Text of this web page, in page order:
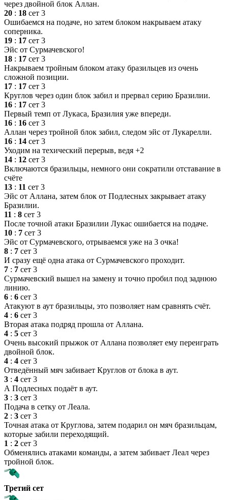
через двойной блок Аллан.
20 : 18 сет 3
Ошибаемся на подаче, но затем блоком накрываем атаку
соперника.
19 : 17 сет 3
Эйс от Сурмачевского!
18 : 17 сет 3
Накрываем тройным блоком атаку бразильцев из очень
сложной позиции.
17 : 17 сет 3
Круглов через один блок забил и прервал серию Бразилии.
16 : 17 сет 3
Первый темп от Лукаса, Бразилия уже впереди.
16 : 16 сет 3
Аллан через тройной блок забил, следом эйс от Лукарелли.
16 : 14 сет 3
Уходим на техический перерыв, ведя +2
14 : 12 сет 3
Включаются бразильцы, немного они сократили отставание в
счёте
13 : 11 сет 3
Эйс от Аллана, затем блок от Подлесных закрывает атаку
Бразилии.
11 : 8 сет 3
После точной атаки Бразилии Лукас ошибается на подаче.
10 : 7 сет 3
Эйс от Сурмачевского, отрываемся уже на 3 очка!
8 : 7 сет 3
И сразу ещё одна атака от Сурмачевского проходит.
7 : 7 сет 3
Сурмачевский вышел на замену и точно пробил под заднюю
линию.
6 : 6 сет 3
Атакуют в аут бразильцы, это позволяет нам сравнять счёт.
4 : 6 сет 3
Вторая атака подряд прошла от Аллана.
4 : 5 сет 3
Очень высокий прыжок от Аллана позволяет ему переиграть
двойной блок.
4 : 4 сет 3
Отведённый мяч забивает Круглов от блока в аут.
3 : 4 сет 3
А Подлесных подаёт в аут.
3 : 3 сет 3
Подача в сетку от Леала.
2 : 3 сет 3
Точная атака от Круглова, затем подарил он мяч бразильцам,
которые забили переходящий.
1 : 2 сет 3
Обменялись атаками команды, а затем забивает Леал через
тройной блок.
Третий сет